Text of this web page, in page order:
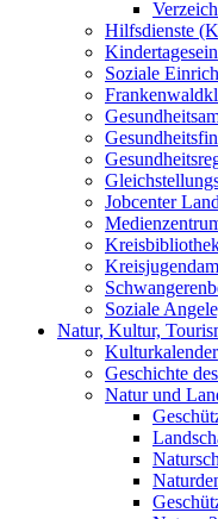
Hilfsdienste
Soziale
Jobcenter
Soziale
Natur, Kultur,
Kulturkalender
Geschichte
Natur und